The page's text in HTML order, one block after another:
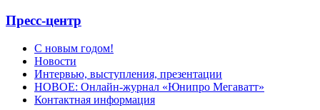
Пресс-центр
С новым годом!
Новости
Интервью, выступления, презентации
НОВОЕ: Онлайн-журнал «Юнипро Мегаватт»
Контактная информация